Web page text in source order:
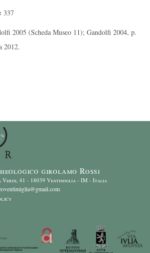
337
2005 (Scheda Museo 11); Gandolfi 2004, p.
2012.
girolamo Rossi
41 - 18039 Ventimiglia - IM - Italia